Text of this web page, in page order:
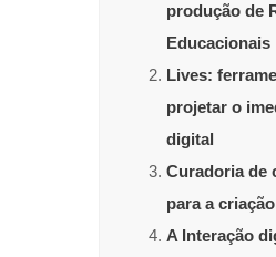
produção de
Educacionais
Lives:
projetar o
digital
Curadoria de
para a
A Interação